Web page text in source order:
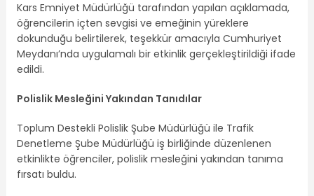
Kars Emniyet Müdürlüğü tarafından yapılan açıklamada,
öğrencilerin içten sevgisi ve emeğinin yüreklere
dokunduğu belirtilerek, teşekkür amacıyla Cumhuriyet
Meydanı’nda uygulamalı bir etkinlik gerçekleştirildiği ifade
edildi.
Polislik Mesleğini Yakından Tanıdılar
Toplum Destekli Polislik Şube Müdürlüğü ile Trafik
Denetleme Şube Müdürlüğü iş birliğinde düzenlenen
etkinlikte öğrenciler, polislik mesleğini yakından tanıma
fırsatı buldu.